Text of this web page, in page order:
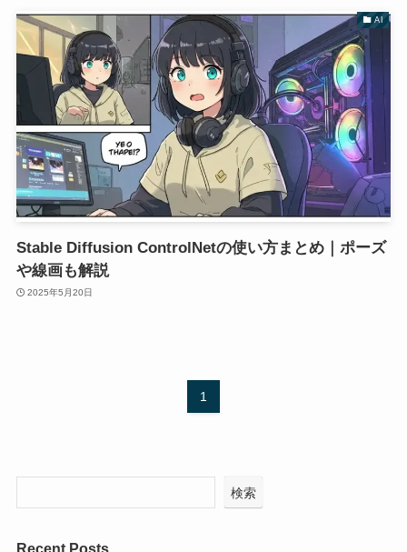
AI
Stable Diffusion ControlNetの使い方まとめ｜ポーズ
や線画も解説
2025年5月20日
1
検索
Recent Posts